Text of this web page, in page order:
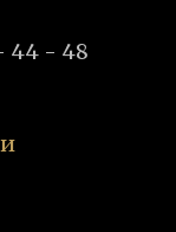
44 - 48